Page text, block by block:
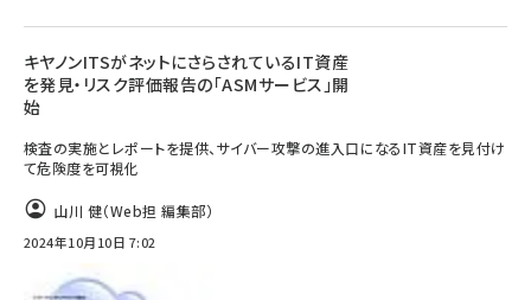
キヤノンITSがネットにさらされているIT資産
を発見・リスク評価報告の「ASMサービス」開
始
検査の実施とレポートを提供、サイバー攻撃の進入口になるIT資産を見付け
て危険度を可視化
山川 健（Web担 編集部）
2024年10月10日 7:02